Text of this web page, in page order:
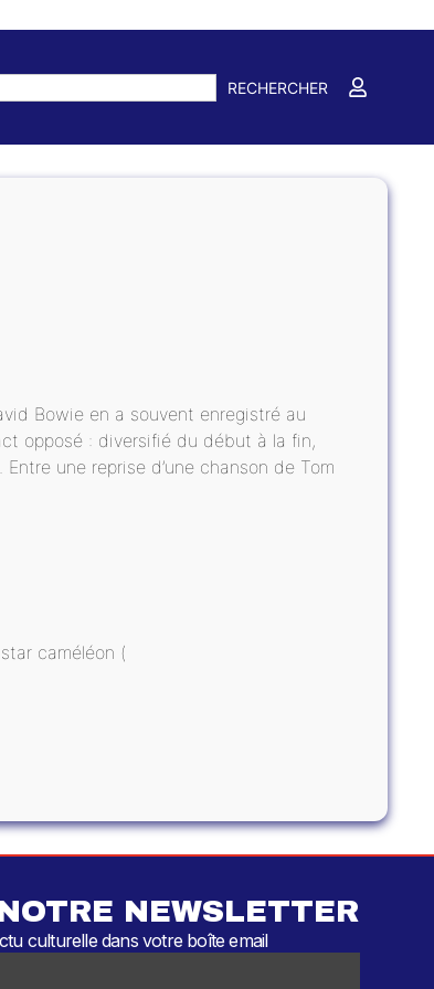
RECHERCHER
Bowie en a souvent enregistré au
opposé : diversifié du début à la fin,
une reprise d’une chanson de Tom
caméléon (
NEWSLETTER
culturelle dans votre boîte email